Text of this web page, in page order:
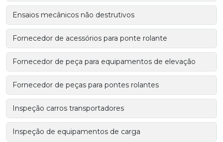
Ensaios mecânicos não destrutivos
Fornecedor de acessórios para ponte rolante
Fornecedor de peça para equipamentos de elevação
Fornecedor de peças para pontes rolantes
Inspeção carros transportadores
Inspeção de equipamentos de carga